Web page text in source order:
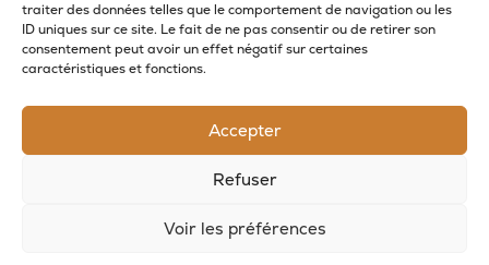
traiter des données telles que le comportement de navigation ou les
ID uniques sur ce site. Le fait de ne pas consentir ou de retirer son
consentement peut avoir un effet négatif sur certaines
caractéristiques et fonctions.
Accepter
Refuser
Voir les préférences
RECEVOIR LES NOUVELLES DE LA SAVONNERIE
Inscrivez-vous à notre newsletter pour